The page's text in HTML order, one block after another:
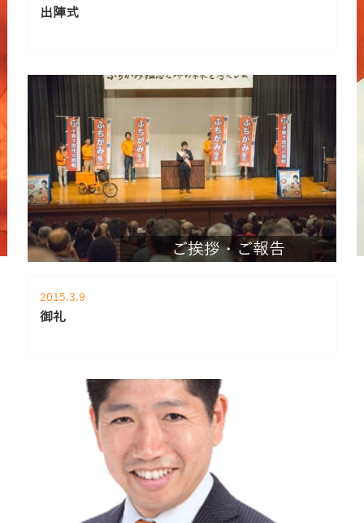
出陣式
ご挨拶・ご報告
2015.3.9
御礼